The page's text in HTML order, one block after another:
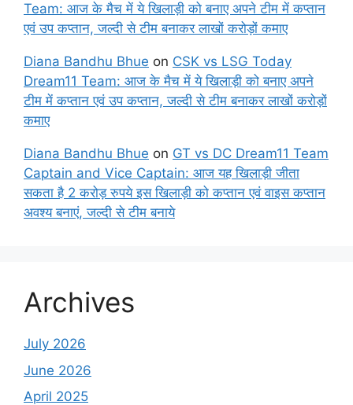
Team: आज के मैच में ये खिलाड़ी को बनाए अपने टीम में कप्तान
एवं उप कप्तान, जल्दी से टीम बनाकर लाखों करोड़ों कमाए
Diana Bandhu Bhue on CSK vs LSG Today
Dream11 Team: आज के मैच में ये खिलाड़ी को बनाए अपने
टीम में कप्तान एवं उप कप्तान, जल्दी से टीम बनाकर लाखों करोड़ों
कमाए
Diana Bandhu Bhue on GT vs DC Dream11 Team
Captain and Vice Captain: आज यह खिलाड़ी जीता
सकता है 2 करोड़ रुपये इस खिलाड़ी को कप्तान एवं वाइस कप्तान
अवश्य बनाएं, जल्दी से टीम बनाये
Archives
July 2026
June 2026
April 2025